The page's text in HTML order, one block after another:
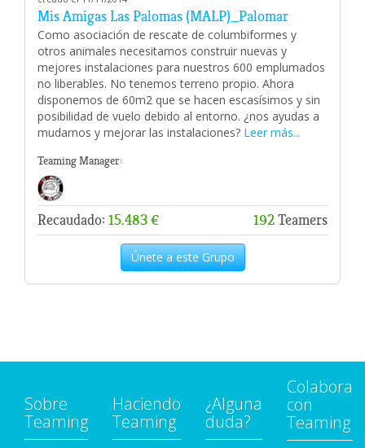
Mis Amigas Las Palomas (MALP)_Palomar
Como asociación de rescate de columbiformes y
otros animales necesitamos construir nuevas y
mejores instalaciones para nuestros 600 emplumados
no liberables. No tenemos terreno propio. Ahora
disponemos de 60m2 que se hacen escasísimos y sin
posibilidad de vuelo debido al entorno. ¿nos ayudas a
mudarnos y mejorar las instalaciones? Leer más...
Teaming Manager:
Recaudado: 15.483 € 192Teamers
Únete a este Grupo
Sobre
Teaming
Haciendo
Teaming
¿Alguna
duda?
Colabora
con
Teaming